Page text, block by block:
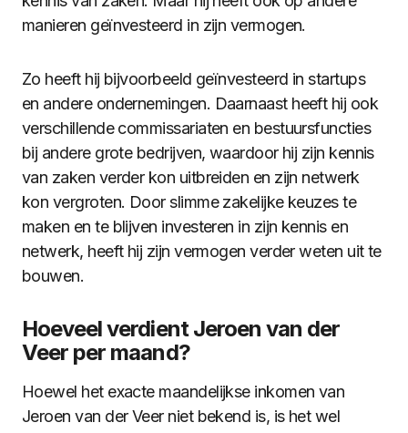
manieren geïnvesteerd in zijn vermogen.
Zo heeft hij bijvoorbeeld geïnvesteerd in startups
en andere ondernemingen. Daarnaast heeft hij ook
verschillende commissariaten en bestuursfuncties
bij andere grote bedrijven, waardoor hij zijn kennis
van zaken verder kon uitbreiden en zijn netwerk
kon vergroten. Door slimme zakelijke keuzes te
maken en te blijven investeren in zijn kennis en
netwerk, heeft hij zijn vermogen verder weten uit te
bouwen.
Hoeveel verdient Jeroen van der
Veer per maand?
Hoewel het exacte maandelijkse inkomen van
Jeroen van der Veer niet bekend is, is het wel